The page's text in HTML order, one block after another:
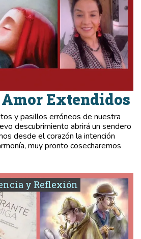
Extendidos
y pasillos erróneos de nuestra
descubrimiento abrirá un sendero
desde el corazón la intención
muy pronto cosecharemos
y Reflexión